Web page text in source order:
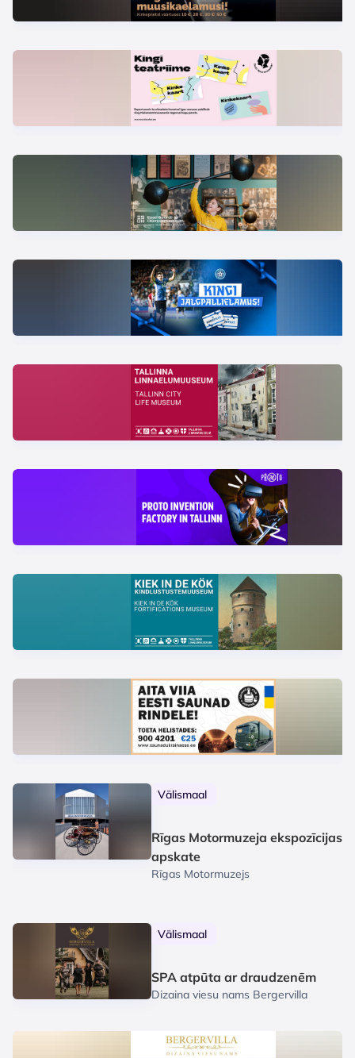
Välismaal
Rīgas Motormuzeja ekspozīcijas
apskate
Rīgas Motormuzejs
Välismaal
SPA atpūta ar draudzenēm
Dizaina viesu nams Bergervilla